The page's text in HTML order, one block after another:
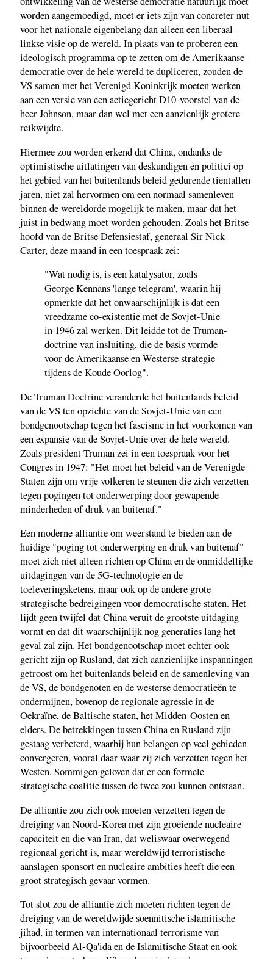
worden aangemoedigd, moet er iets zijn van concreter nut
voor het nationale eigenbelang dan alleen een liberaal-
linkse visie op de wereld. In plaats van te proberen een
ideologisch programma op te zetten om de Amerikaanse
democratie over de hele wereld te dupliceren, zouden de
VS samen met het Verenigd Koninkrijk moeten werken
aan een versie van een actiegericht D10-voorstel van de
heer Johnson, maar dan wel met een aanzienlijk grotere
reikwijdte.
Hiermee zou worden erkend dat China, ondanks de
optimistische uitlatingen van deskundigen en politici op
het gebied van het buitenlands beleid gedurende tientallen
jaren, niet zal hervormen om een normaal samenleven
binnen de wereldorde mogelijk te maken, maar dat het
juist in bedwang moet worden gehouden. Zoals het Britse
hoofd van de Britse Defensiestaf, generaal Sir Nick
Carter, deze maand in een toespraak zei:
"Wat nodig is, is een katalysator, zoals
George Kennans 'lange telegram', waarin hij
opmerkte dat het onwaarschijnlijk is dat een
vreedzame co-existentie met de Sovjet-Unie
in 1946 zal werken. Dit leidde tot de Truman-
doctrine van insluiting, die de basis vormde
voor de Amerikaanse en Westerse strategie
tijdens de Koude Oorlog".
De Truman Doctrine veranderde het buitenlands beleid
van de VS ten opzichte van de Sovjet-Unie van een
bondgenootschap tegen het fascisme in het voorkomen van
een expansie van de Sovjet-Unie over de hele wereld.
Zoals president Truman zei in een toespraak voor het
Congres in 1947: "Het moet het beleid van de Verenigde
Staten zijn om vrije volkeren te steunen die zich verzetten
tegen pogingen tot onderwerping door gewapende
minderheden of druk van buitenaf."
Een moderne alliantie om weerstand te bieden aan de
huidige "poging tot onderwerping en druk van buitenaf"
moet zich niet alleen richten op China en de onmiddellijke
uitdagingen van de 5G-technologie en de
toeleveringsketens, maar ook op de andere grote
strategische bedreigingen voor democratische staten. Het
lijdt geen twijfel dat China veruit de grootste uitdaging
vormt en dat dit waarschijnlijk nog generaties lang het
geval zal zijn. Het bondgenootschap moet echter ook
gericht zijn op Rusland, dat zich aanzienlijke inspanningen
getroost om het buitenlands beleid en de samenleving van
de VS, de bondgenoten en de westerse democratieën te
ondermijnen, bovenop de regionale agressie in de
Oekraïne, de Baltische staten, het Midden-Oosten en
elders. De betrekkingen tussen China en Rusland zijn
gestaag verbeterd, waarbij hun belangen op veel gebieden
convergeren, vooral daar waar zij zich verzetten tegen het
Westen. Sommigen geloven dat er een formele
strategische coalitie tussen de twee zou kunnen ontstaan.
De alliantie zou zich ook moeten verzetten tegen de
dreiging van Noord-Korea met zijn groeiende nucleaire
capaciteit en die van Iran, dat weliswaar overwegend
regionaal gericht is, maar wereldwijd terroristische
aanslagen sponsort en nucleaire ambities heeft die een
groot strategisch gevaar vormen.
Tot slot zou de alliantie zich moeten richten tegen de
dreiging van de wereldwijde soennitische islamitische
jihad, in termen van internationaal terrorisme van
bijvoorbeeld Al-Qa'ida en de Islamitische Staat en ook